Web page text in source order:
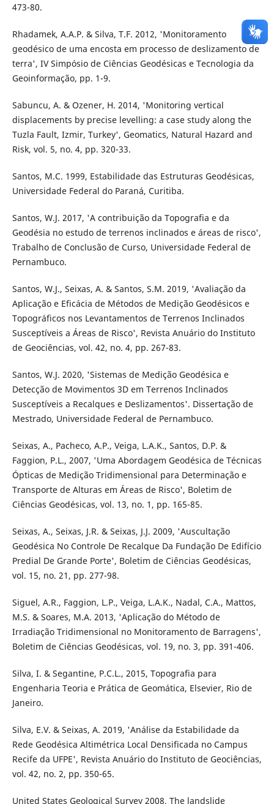
473-80.
Rhadamek, A.A.P. & Silva, T.F. 2012, 'Monitoramento
geodésico de uma encosta em processo de deslizamento de
terra', IV Simpósio de Ciências Geodésicas e Tecnologia da
Geoinformação, pp. 1-9.
Sabuncu, A. & Ozener, H. 2014, 'Monitoring vertical
displacements by precise levelling: a case study along the
Tuzla Fault, Izmir, Turkey', Geomatics, Natural Hazard and
Risk, vol. 5, no. 4, pp. 320-33.
Santos, M.C. 1999, Estabilidade das Estruturas Geodésicas,
Universidade Federal do Paraná, Curitiba.
Santos, W.J. 2017, 'A contribuição da Topografia e da
Geodésia no estudo de terrenos inclinados e áreas de risco',
Trabalho de Conclusão de Curso, Universidade Federal de
Pernambuco.
Santos, W.J., Seixas, A. & Santos, S.M. 2019, 'Avaliação da
Aplicação e Eficácia de Métodos de Medição Geodésicos e
Topográficos nos Levantamentos de Terrenos Inclinados
Susceptíveis a Áreas de Risco', Revista Anuário do Instituto
de Geociências, vol. 42, no. 4, pp. 267-83.
Santos, W.J. 2020, 'Sistemas de Medição Geodésica e
Detecção de Movimentos 3D em Terrenos Inclinados
Susceptíveis a Recalques e Deslizamentos'. Dissertação de
Mestrado, Universidade Federal de Pernambuco.
Seixas, A., Pacheco, A.P., Veiga, L.A.K., Santos, D.P. &
Faggion, P.L., 2007, 'Uma Abordagem Geodésica de Técnicas
Ópticas de Medição Tridimensional para Determinação e
Transporte de Alturas em Áreas de Risco', Boletim de
Ciências Geodésicas, vol. 13, no. 1, pp. 165-85.
Seixas, A., Seixas, J.R. & Seixas, J.J. 2009, 'Auscultação
Geodésica No Controle De Recalque Da Fundação De Edifício
Predial De Grande Porte', Boletim de Ciências Geodésicas,
vol. 15, no. 21, pp. 277-98.
Siguel, A.R., Faggion, L.P., Veiga, L.A.K., Nadal, C.A., Mattos,
M.S. & Soares, M.A. 2013, 'Aplicação do Método de
Irradiação Tridimensional no Monitoramento de Barragens',
Boletim de Ciências Geodésicas, vol. 19, no. 3, pp. 391-406.
Silva, I. & Segantine, P.C.L., 2015, Topografia para
Engenharia Teoria e Prática de Geomática, Elsevier, Rio de
Janeiro.
Silva, E.V. & Seixas, A. 2019, 'Análise da Estabilidade da
Rede Geodésica Altimétrica Local Densificada no Campus
Recife da UFPE', Revista Anuário do Instituto de Geociências,
vol. 42, no. 2, pp. 350-65.
United States Geological Survey 2008, The landslide